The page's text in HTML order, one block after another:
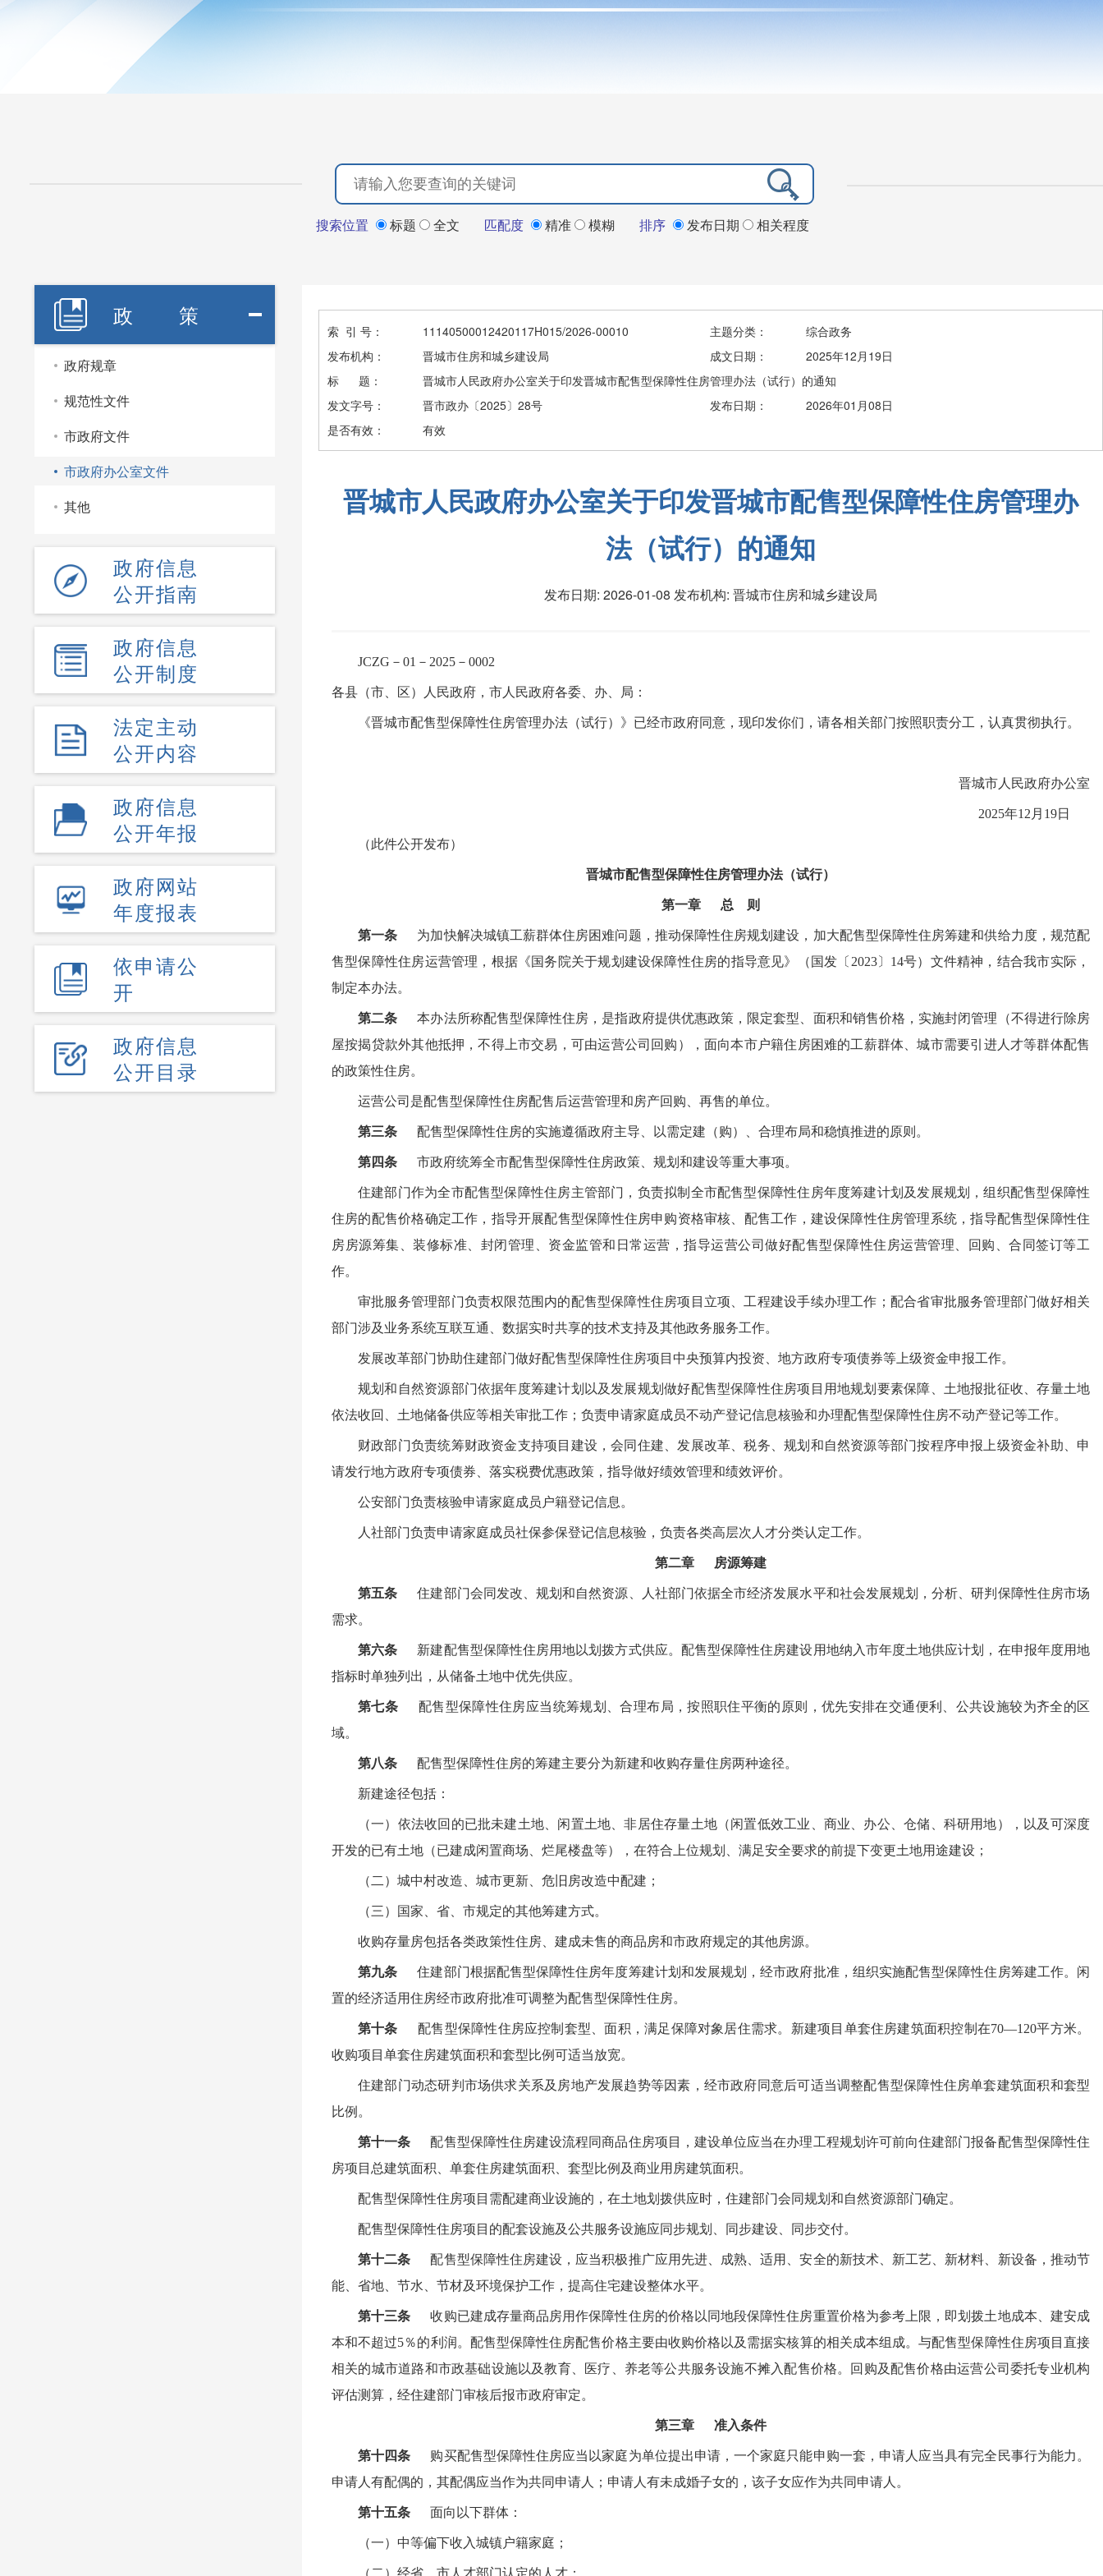
搜索位置 标题 全文 匹配度 精准 模糊 排序 发布日期 相关程度
政 策
政府规章
规范性文件
市政府文件
市政府办公室文件
其他
政府信息
公开指南
政府信息
公开制度
法定主动
公开内容
政府信息
公开年报
政府网站
年度报表
依申请公
开
政府信息
公开目录
索 引 号： 11140500012420117H015/2026-00010 主题分类：
综合政务
发布机构：
晋城市住房和城乡建设局 成文日期：
2025年12月19日
标 题：
晋城市人民政府办公室关于印发晋城市配售型保障性住房管理办法（试行）的通知
发文字号：
晋市政办〔2025〕28号 发布日期：
2026年01月08日
是否有效：
有效
晋城市人民政府办公室关于印发晋城市配售型保障性住房管理办
法（试行）的通知
发布日期: 2026-01-08 发布机构: 晋城市住房和城乡建设局
JCZG－01－2025－0002
各县（市、区）人民政府，市人民政府各委、办、局：
《晋城市配售型保障性住房管理办法（试行）》已经市政府同意，现印发你们，请各相关部门按照职责分工，认真贯彻执行。
晋城市人民政府办公室
2025年12月19日
（此件公开发布）
晋城市配售型保障性住房管理办法（试行）
第一章 总 则
第一条 为加快解决城镇工薪群体住房困难问题，推动保障性住房规划建设，加大配售型保障性住房筹建和供给力度，规范配
售型保障性住房运营管理，根据《国务院关于规划建设保障性住房的指导意见》（国发〔2023〕14号）文件精神，结合我市实际，
制定本办法。
第二条 本办法所称配售型保障性住房，是指政府提供优惠政策，限定套型、面积和销售价格，实施封闭管理（不得进行除房
屋按揭贷款外其他抵押，不得上市交易，可由运营公司回购），面向本市户籍住房困难的工薪群体、城市需要引进人才等群体配售
的政策性住房。
运营公司是配售型保障性住房配售后运营管理和房产回购、再售的单位。
第三条 配售型保障性住房的实施遵循政府主导、以需定建（购）、合理布局和稳慎推进的原则。
第四条 市政府统筹全市配售型保障性住房政策、规划和建设等重大事项。
住建部门作为全市配售型保障性住房主管部门，负责拟制全市配售型保障性住房年度筹建计划及发展规划，组织配售型保障性
住房的配售价格确定工作，指导开展配售型保障性住房申购资格审核、配售工作，建设保障性住房管理系统，指导配售型保障性住
房房源筹集、装修标准、封闭管理、资金监管和日常运营，指导运营公司做好配售型保障性住房运营管理、回购、合同签订等工
作。
审批服务管理部门负责权限范围内的配售型保障性住房项目立项、工程建设手续办理工作；配合省审批服务管理部门做好相关
部门涉及业务系统互联互通、数据实时共享的技术支持及其他政务服务工作。
发展改革部门协助住建部门做好配售型保障性住房项目中央预算内投资、地方政府专项债券等上级资金申报工作。
规划和自然资源部门依据年度筹建计划以及发展规划做好配售型保障性住房项目用地规划要素保障、土地报批征收、存量土地
依法收回、土地储备供应等相关审批工作；负责申请家庭成员不动产登记信息核验和办理配售型保障性住房不动产登记等工作。
财政部门负责统筹财政资金支持项目建设，会同住建、发展改革、税务、规划和自然资源等部门按程序申报上级资金补助、申
请发行地方政府专项债券、落实税费优惠政策，指导做好绩效管理和绩效评价。
公安部门负责核验申请家庭成员户籍登记信息。
人社部门负责申请家庭成员社保参保登记信息核验，负责各类高层次人才分类认定工作。
第二章 房源筹建
第五条 住建部门会同发改、规划和自然资源、人社部门依据全市经济发展水平和社会发展规划，分析、研判保障性住房市场
需求。
第六条 新建配售型保障性住房用地以划拨方式供应。配售型保障性住房建设用地纳入市年度土地供应计划，在申报年度用地
指标时单独列出，从储备土地中优先供应。
第七条 配售型保障性住房应当统筹规划、合理布局，按照职住平衡的原则，优先安排在交通便利、公共设施较为齐全的区
域。
第八条 配售型保障性住房的筹建主要分为新建和收购存量住房两种途径。
新建途径包括：
（一）依法收回的已批未建土地、闲置土地、非居住存量土地（闲置低效工业、商业、办公、仓储、科研用地），以及可深度
开发的已有土地（已建成闲置商场、烂尾楼盘等），在符合上位规划、满足安全要求的前提下变更土地用途建设；
（二）城中村改造、城市更新、危旧房改造中配建；
（三）国家、省、市规定的其他筹建方式。
收购存量房包括各类政策性住房、建成未售的商品房和市政府规定的其他房源。
第九条 住建部门根据配售型保障性住房年度筹建计划和发展规划，经市政府批准，组织实施配售型保障性住房筹建工作。闲
置的经济适用住房经市政府批准可调整为配售型保障性住房。
第十条 配售型保障性住房应控制套型、面积，满足保障对象居住需求。新建项目单套住房建筑面积控制在70—120平方米。
收购项目单套住房建筑面积和套型比例可适当放宽。
住建部门动态研判市场供求关系及房地产发展趋势等因素，经市政府同意后可适当调整配售型保障性住房单套建筑面积和套型
比例。
第十一条 配售型保障性住房建设流程同商品住房项目，建设单位应当在办理工程规划许可前向住建部门报备配售型保障性住
房项目总建筑面积、单套住房建筑面积、套型比例及商业用房建筑面积。
配售型保障性住房项目需配建商业设施的，在土地划拨供应时，住建部门会同规划和自然资源部门确定。
配售型保障性住房项目的配套设施及公共服务设施应同步规划、同步建设、同步交付。
第十二条 配售型保障性住房建设，应当积极推广应用先进、成熟、适用、安全的新技术、新工艺、新材料、新设备，推动节
能、省地、节水、节材及环境保护工作，提高住宅建设整体水平。
第十三条 收购已建成存量商品房用作保障性住房的价格以同地段保障性住房重置价格为参考上限，即划拨土地成本、建安成
本和不超过5％的利润。配售型保障性住房配售价格主要由收购价格以及需据实核算的相关成本组成。与配售型保障性住房项目直接
相关的城市道路和市政基础设施以及教育、医疗、养老等公共服务设施不摊入配售价格。回购及配售价格由运营公司委托专业机构
评估测算，经住建部门审核后报市政府审定。
第三章 准入条件
第十四条 购买配售型保障性住房应当以家庭为单位提出申请，一个家庭只能申购一套，申请人应当具有完全民事行为能力。
申请人有配偶的，其配偶应当作为共同申请人；申请人有未成婚子女的，该子女应作为共同申请人。
第十五条 面向以下群体：
（一）中等偏下收入城镇户籍家庭；
（二）经省、市人才部门认定的人才；